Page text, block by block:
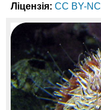
Ліцензія: CC BY-NC